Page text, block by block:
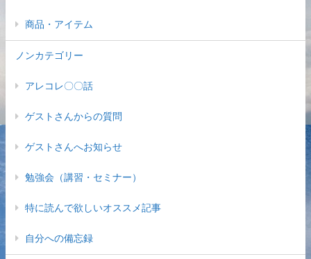
商品・アイテム
ノンカテゴリー
アレコレ〇〇話
ゲストさんからの質問
ゲストさんへお知らせ
勉強会（講習・セミナー）
特に読んで欲しいオススメ記事
自分への備忘録